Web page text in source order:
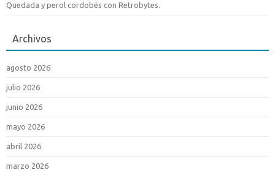
Quedada y perol cordobés con Retrobytes.
Archivos
agosto 2026
julio 2026
junio 2026
mayo 2026
abril 2026
marzo 2026